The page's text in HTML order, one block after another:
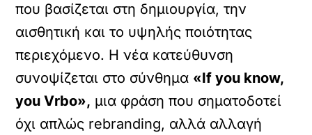
που βασίζεται στη δημιουργία, την
αισθητική και το υψηλής ποιότητας
περιεχόμενο. Η νέα κατεύθυνση
συνοψίζεται στο σύνθημα «If you know,
you Vrbo», μια φράση που σηματοδοτεί
όχι απλώς rebranding, αλλά αλλαγή